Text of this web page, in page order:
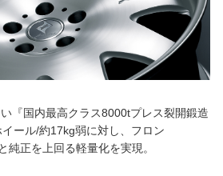
『国内最高クラス8000tプレス裂開鍛造
ール/約17kg弱に対し、フロン
純正を上回る軽量化を実現。